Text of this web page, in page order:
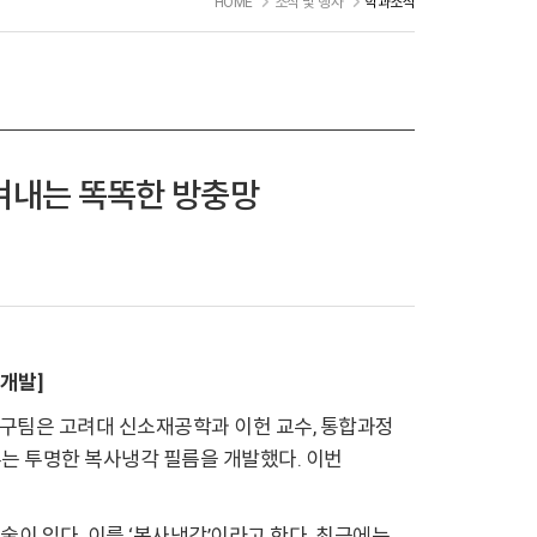
는 똑똑한 방충망
발]
팀은 고려대 신소재공학과 이헌 교수, 통합과정
투명한 복사냉각 필름을 개발했다. 이번